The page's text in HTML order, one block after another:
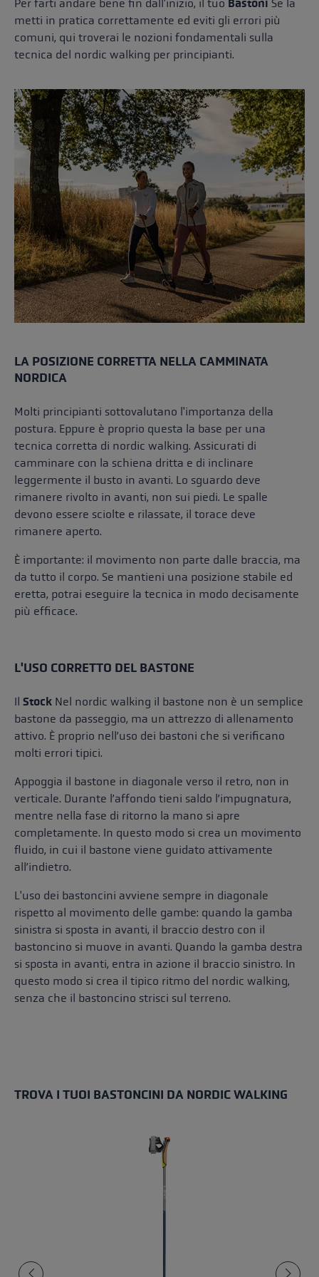
Per farti andare bene fin dall'inizio, il tuo Bastoni Se la
metti in pratica correttamente ed eviti gli errori più
comuni, qui troverai le nozioni fondamentali sulla
tecnica del nordic walking per principianti.
LA POSIZIONE CORRETTA NELLA CAMMINATA
NORDICA
Molti principianti sottovalutano l'importanza della
postura. Eppure è proprio questa la base per una
tecnica corretta di nordic walking. Assicurati di
camminare con la schiena dritta e di inclinare
leggermente il busto in avanti. Lo sguardo deve
rimanere rivolto in avanti, non sui piedi. Le spalle
devono essere sciolte e rilassate, il torace deve
rimanere aperto.
È importante: il movimento non parte dalle braccia, ma
da tutto il corpo. Se mantieni una posizione stabile ed
eretta, potrai eseguire la tecnica in modo decisamente
più efficace.
L'USO CORRETTO DEL BASTONE
Il Stock Nel nordic walking il bastone non è un semplice
bastone da passeggio, ma un attrezzo di allenamento
attivo. È proprio nell’uso dei bastoni che si verificano
molti errori tipici.
Appoggia il bastone in diagonale verso il retro, non in
verticale. Durante l’affondo tieni saldo l’impugnatura,
mentre nella fase di ritorno la mano si apre
completamente. In questo modo si crea un movimento
fluido, in cui il bastone viene guidato attivamente
all’indietro.
L'uso dei bastoncini avviene sempre in diagonale
rispetto al movimento delle gambe: quando la gamba
sinistra si sposta in avanti, il braccio destro con il
bastoncino si muove in avanti. Quando la gamba destra
si sposta in avanti, entra in azione il braccio sinistro. In
questo modo si crea il tipico ritmo del nordic walking,
senza che il bastoncino strisci sul terreno.
TROVA I TUOI BASTONCINI DA NORDIC WALKING